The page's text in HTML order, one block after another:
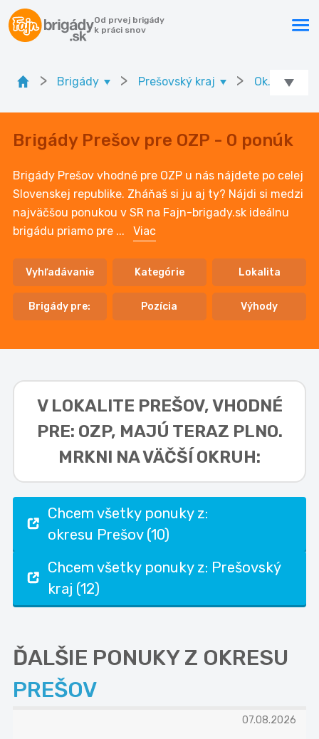
Od prvej brigády
k práci snov
> Brigády > Prešovský kraj > Ok. Prešov
Brigády Prešov pre OZP - 0 ponúk
Brigády Prešov vhodné pre OZP u nás nájdete po celej
Slovenskej republike. Zháňaš si ju aj ty? Nájdi si medzi
najväčšou ponukou v SR na Fajn-brigady.sk ideálnu
brigádu priamo pre ... Viac
Vyhľadávanie Kategórie Lokalita
Brigády pre: Pozícia Výhody
V LOKALITE PREŠOV, VHODNÉ
PRE: OZP, MAJÚ TERAZ PLNO.
MRKNI NA VÄČŠÍ OKRUH:
Chcem všetky ponuky z:
okresu Prešov (10)
Chcem všetky ponuky z: Prešovský
kraj (12)
ĎALŠIE PONUKY Z OKRESU
PREŠOV
07.08.2026